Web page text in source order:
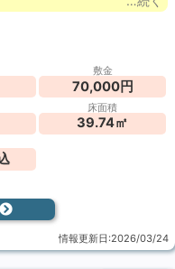
敷金
70,000円
床面積
39.74㎡
情報更新日:2026/03/24